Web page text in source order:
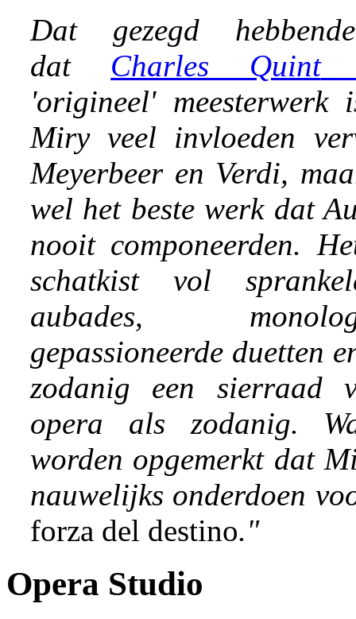
Dat gezegd
dat Charles Quint
'origineel'
Miry veel invloeden
Meyerbeer en Verdi,
wel het beste werk dat
nooit componeerden.
schatkist vol
aubades,
gepassioneerde duetten
zodanig een sierraad
opera als zodanig.
worden opgemerkt dat
nauwelijks onderdoen
forza del destino."
Opera Studio